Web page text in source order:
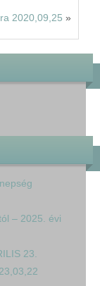
2020,09,25 »
– 2025. évi
23.